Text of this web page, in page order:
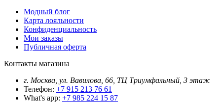
Модный блог
Карта лояльности
Конфиденциальность
Мои заказы
Публичная оферта
Контакты магазина
г. Москва, ул. Вавилова, 66, ТЦ Триумфальный, 3 этаж
Телефон: +7 915 213 76 61
What's app: +7 985 224 15 87